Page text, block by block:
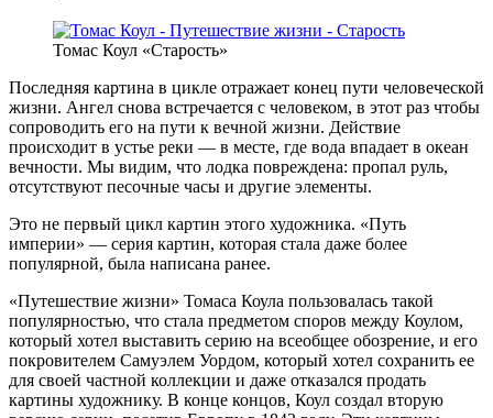
Томас Коул «Старость»
Последняя картина в цикле отражает конец пути человеческой
жизни. Ангел снова встречается с человеком, в этот раз чтобы
сопроводить его на пути к вечной жизни. Действие
происходит в устье реки — в месте, где вода впадает в океан
вечности. Мы видим, что лодка повреждена: пропал руль,
отсутствуют песочные часы и другие элементы.
Это не первый цикл картин этого художника. «Путь
империи» — серия картин, которая стала даже более
популярной, была написана ранее.
«Путешествие жизни» Томаса Коула пользовалась такой
популярностью, что стала предметом споров между Коулом,
который хотел выставить серию на всеобщее обозрение, и его
покровителем Самуэлем Уордом, который хотел сохранить ее
для своей частной коллекции и даже отказался продать
картины художнику. В конце концов, Коул создал вторую